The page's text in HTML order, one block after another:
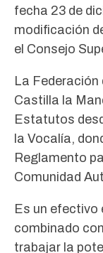
fecha 23 de
modificación
el Consejo
La
Castilla la
Estatutos
la Vocalía,
Reglamento
Comunidad
Es un efectivo
combinado
trabajar la